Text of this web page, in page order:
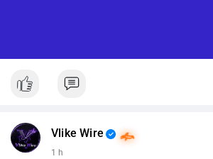
Vlike Wire
1 h